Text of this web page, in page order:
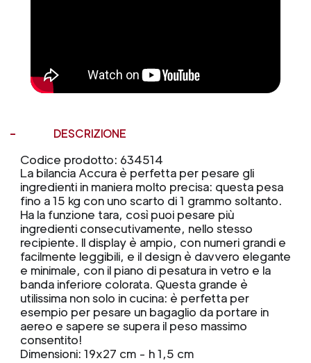
DESCRIZIONE
Codice prodotto: 634514
La bilancia Accura è perfetta per pesare gli
ingredienti in maniera molto precisa: questa pesa
fino a 15 kg con uno scarto di 1 grammo soltanto.
Ha la funzione tara, così puoi pesare più
ingredienti consecutivamente, nello stesso
recipiente. Il display è ampio, con numeri grandi e
facilmente leggibili, e il design è davvero elegante
e minimale, con il piano di pesatura in vetro e la
banda inferiore colorata. Questa grande è
utilissima non solo in cucina: è perfetta per
esempio per pesare un bagaglio da portare in
aereo e sapere se supera il peso massimo
consentito!
Dimensioni: 19x27 cm - h 1,5 cm